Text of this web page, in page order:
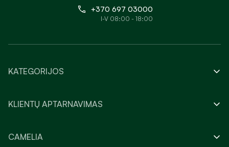
+370 697 03000
I-V 08:00 - 18:00
KATEGORIJOS
KLIENTŲ APTARNAVIMAS
CAMELIA